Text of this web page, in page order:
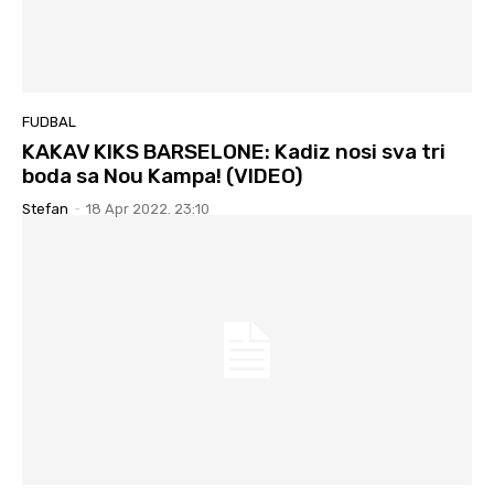
FUDBAL
KAKAV KIKS BARSELONE: Kadiz nosi sva tri
boda sa Nou Kampa! (VIDEO)
Stefan - 18 Apr 2022. 23:10